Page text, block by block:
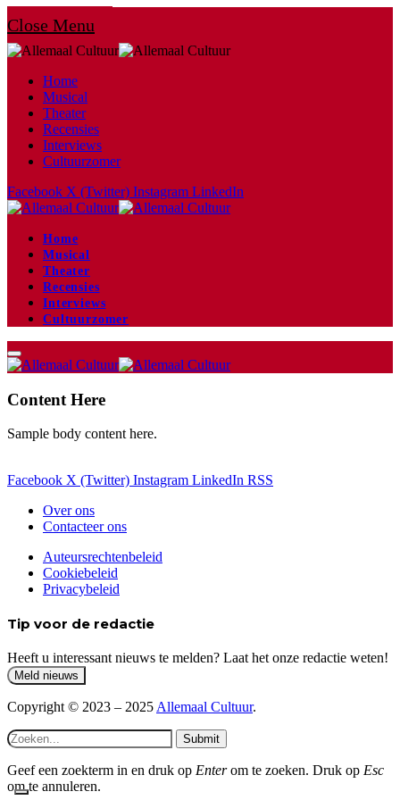
Close Menu
Home
Musical
Theater
Recensies
Interviews
Cultuurzomer
Facebook X (Twitter) Instagram LinkedIn
Home
Musical
Theater
Recensies
Interviews
Cultuurzomer
Content Here
Sample body content here.
Facebook X (Twitter) Instagram LinkedIn RSS
Over ons
Contacteer ons
Auteursrechtenbeleid
Cookiebeleid
Privacybeleid
Tip voor de redactie
Heeft u interessant nieuws te melden? Laat het onze redactie weten!
Copyright © 2023 – 2025 Allemaal Cultuur.
Submit
Geef een zoekterm in en druk op Enterom te zoeken. Druk op Esc
om te annuleren.